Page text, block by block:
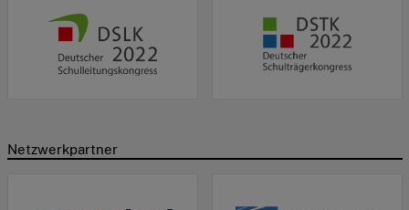
Netzwerkpartner